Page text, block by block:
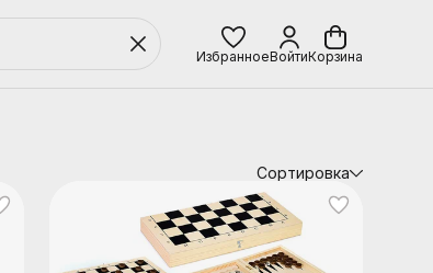
ИзбранноеВойтиКорзина
Сортировка